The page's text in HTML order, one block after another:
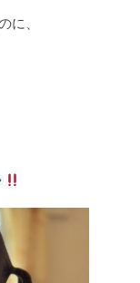
に、